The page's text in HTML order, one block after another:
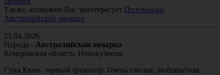
Также, возможно Вас заинтересует Питомники
Австралийской овчарки
25.04.2026
Порода - Австралийская овчарка
Кемеровская область, Новокузнецк
Сука Квин, черный триколор. Очень смелая, любопытная,